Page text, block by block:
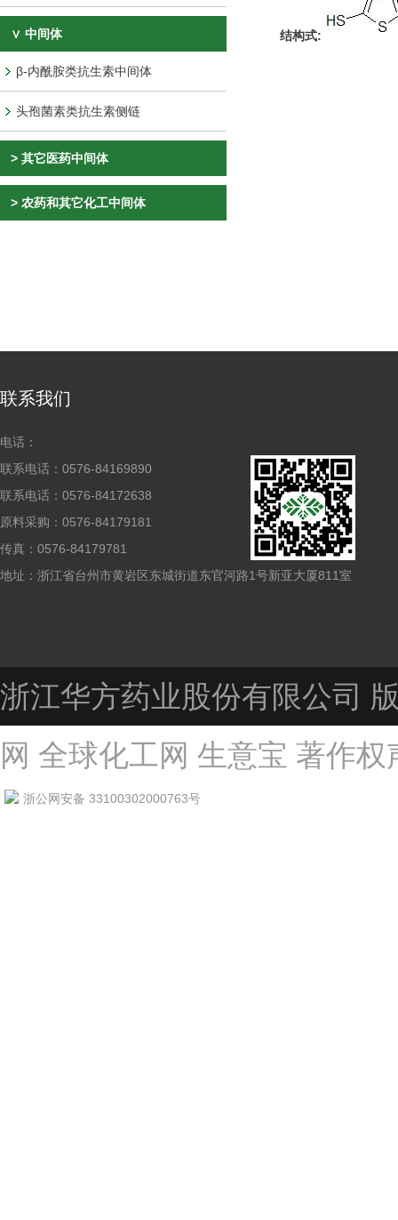
∨ 中间体
β-内酰胺类抗生素中间体
头孢菌素类抗生素侧链
> 其它医药中间体
> 农药和其它化工中间体
结构式:
联系我们
电话：
联系电话：0576-84169890
联系电话：0576-84172638
原料采购：0576-84179181
传真：0576-84179781
地址：浙江省台州市黄岩区东城街道东官河路1号新亚大厦811室
浙江华方药业股份有限公司
网 全球化工网 生意宝 著作
浙公网安备 33100302000763号